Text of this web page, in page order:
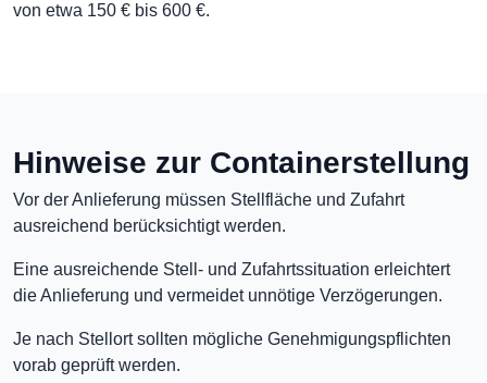
von etwa 150 € bis 600 €.
Hinweise zur Containerstellung
Vor der Anlieferung müssen Stellfläche und Zufahrt
ausreichend berücksichtigt werden.
Eine ausreichende Stell- und Zufahrtssituation erleichtert
die Anlieferung und vermeidet unnötige Verzögerungen.
Je nach Stellort sollten mögliche Genehmigungspflichten
vorab geprüft werden.